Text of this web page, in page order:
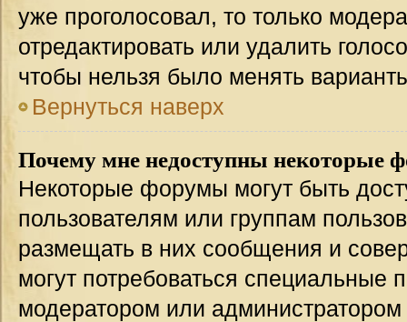
уже проголосовал, то только
отредактировать или удалить
чтобы нельзя было менять
Вернуться наверх
Почему мне недоступны некоторые
Некоторые форумы могут быть
пользователям или группам
размещать в них сообщения и
могут потребоваться специальные
модератором или